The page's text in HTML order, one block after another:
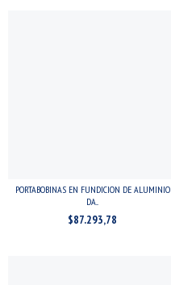
PORTABOBINAS EN FUNDICION DE ALUMINIO
DA...
$87.293,78